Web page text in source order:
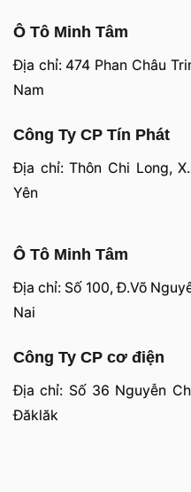
Ô Tô Minh Tâm
Địa chỉ: 474 Phan Châu
Nam
Công Ty CP Tín Phát
Địa chỉ: Thôn Chi Long,
Yên
Ô Tô Minh Tâm
Địa chỉ: Số 100, Đ.Võ
Nai
Công Ty CP cơ điện
Địa chỉ: Số 36 Nguyễn
Đăklăk